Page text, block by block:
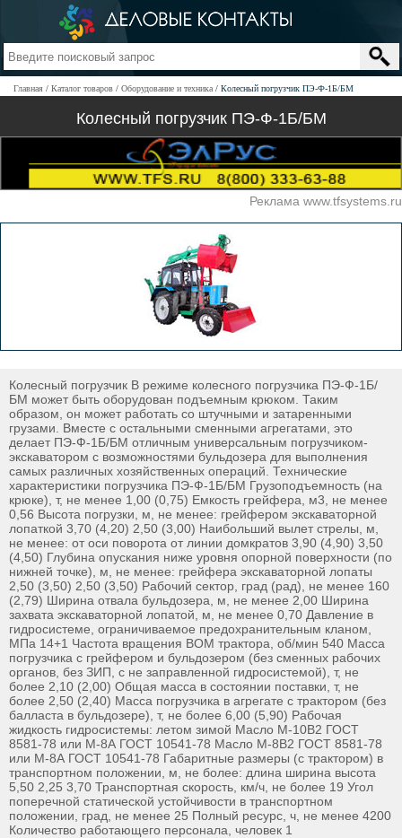
Главная Каталог товаров Оборудование и техника Колесный погрузчик ПЭ-Ф-1Б/БМ
Колесный погрузчик ПЭ-Ф-1Б/БМ
Реклама www.tfsystems.ru
Колесный погрузчик В режиме колесного погрузчика ПЭ-Ф-1Б/
БМ может быть оборудован подъемным крюком. Таким
образом, он может работать со штучными и затаренными
грузами. Вместе с остальными сменными агрегатами, это
делает ПЭ-Ф-1Б/БМ отличным универсальным погрузчиком-
экскаватором с возможностями бульдозера для выполнения
самых различных хозяйственных операций. Технические
характеристики погрузчика ПЭ-Ф-1Б/БМ Грузоподъемность (на
крюке), т, не менее 1,00 (0,75) Емкость грейфера, м3, не менее
0,56 Высота погрузки, м, не менее: грейфером экскаваторной
лопаткой 3,70 (4,20) 2,50 (3,00) Наибольший вылет стрелы, м,
не менее: от оси поворота от линии домкратов 3,90 (4,90) 3,50
(4,50) Глубина опускания ниже уровня опорной поверхности (по
нижней точке), м, не менее: грейфера экскаваторной лопаты
2,50 (3,50) 2,50 (3,50) Рабочий сектор, град (рад), не менее 160
(2,79) Ширина отвала бульдозера, м, не менее 2,00 Ширина
захвата экскаваторной лопатой, м, не менее 0,70 Давление в
гидросистеме, ограничиваемое предохранительным кланом,
МПа 14+1 Частота вращения ВОМ трактора, об/мин 540 Масса
погрузчика с грейфером и бульдозером (без сменных рабочих
органов, без ЗИП, с не заправленной гидросистемой), т, не
более 2,10 (2,00) Общая масса в состоянии поставки, т, не
более 2,50 (2,40) Масса погрузчика в агрегате с трактором (без
балласта в бульдозере), т, не более 6,00 (5,90) Рабочая
жидкость гидросистемы: летом зимой Масло М-10В2 ГОСТ
8581-78 или М-8А ГОСТ 10541-78 Масло М-8В2 ГОСТ 8581-78
или М-8А ГОСТ 10541-78 Габаритные размеры (с трактором) в
транспортном положении, м, не более: длина ширина высота
5,50 2,25 3,70 Транспортная скорость, км/ч, не более 19 Угол
поперечной статической устойчивости в транспортном
положении, град, не менее 25 Полный ресурс, ч, не менее 4200
Количество работающего персонала, человек 1